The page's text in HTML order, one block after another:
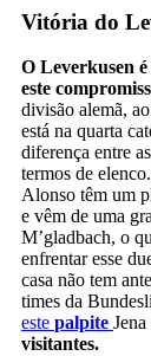
Vitória do
O Leverkusen
este
divisão alemã,
está na quarta
diferença entre
termos de
Alonso têm um
e vêm de uma
M’gladbach, o
enfrentar esse
casa não tem
times da
este palpite
visitantes.